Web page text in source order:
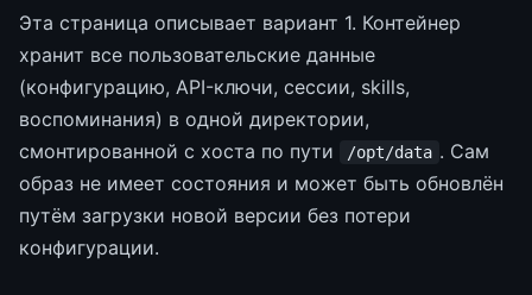
Эта страница описывает вариант 1. Контейнер
хранит все пользовательские данные
(конфигурацию, API-ключи, сессии, skills,
воспоминания) в одной директории,
смонтированной с хоста по пути
/opt/data . Сам
образ не имеет состояния и может быть обновлён
путём загрузки новой версии без потери
конфигурации.